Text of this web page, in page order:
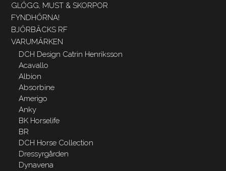
GLÖGG, MUST & SKORPOR
FYNDHÖRNA!
BJÖRBÄCKS RF
VARUMÄRKEN
DCH Design Catrin Henriksson
Acavallo
Albion
Absorbine
Amerigo
Anky
BK Horselife
BR
DCH Horse Collection
Dressyrgården
Dynavena